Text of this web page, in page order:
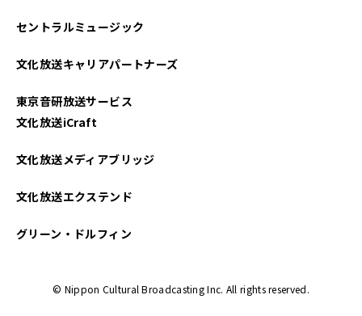
2021年05月
2021年04月
2021年03月
セントラルミュージック
文化放送キャリアパートナーズ
東京音研放送サービス
文化放送iCraft
文化放送メディアブリッジ
文化放送エクステンド
グリーン・ドルフィン
© Nippon Cultural Broadcasting Inc. All rights reserved.